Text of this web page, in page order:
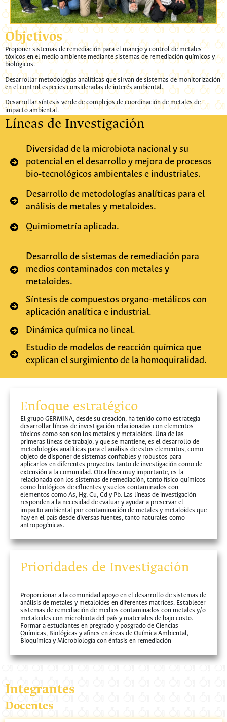
Objetivos
Proponer sistemas de remediación para el manejo y control de metales
tóxicos en el medio ambiente mediante sistemas de remediación químicos y
biológicos.
Desarrollar metodologías analíticas que sirvan de sistemas de monitorización
en el control especies consideradas de interés ambiental.
Desarrollar síntesis verde de complejos de coordinación de metales de
impacto ambiental.
Líneas de Investigación
Diversidad de la microbiota nacional y su
potencial en el desarrollo y mejora de procesos
bio-tecnológicos ambientales e industriales.
Desarrollo de metodologías analíticas para el
análisis de metales y metaloides.
Quimiometría aplicada.
Desarrollo de sistemas de remediación para
medios contaminados con metales y
metaloides.
Síntesis de compuestos organo-metálicos con
aplicación analítica e industrial.
Dinámica química no lineal.
Estudio de modelos de reacción química que
explican el surgimiento de la homoquiralidad.
Enfoque estratégico
El grupo GERMINA, desde su creación, ha tenido como estrategia
desarrollar líneas de investigación relacionadas con elementos
tóxicos como son son los metales y metaloides. Una de las
primeras líneas de trabajo, y que se mantiene, es el desarrollo de
metodologías analíticas para el análisis de estos elementos, como
objeto de disponer de sistemas confiables y robustos para
aplicarlos en diferentes proyectos tanto de investigación como de
extensión a la comunidad. Otra línea muy importante, es la
relacionada con los sistemas de remediación, tanto físico-químicos
como biológicos de efluentes y suelos contaminados con
elementos como As, Hg, Cu, Cd y Pb. Las líneas de investigación
responden a la necesidad de evaluar y ayudar a preservar el
impacto ambiental por contaminación de metales y metaloides que
hay en el país desde diversas fuentes, tanto naturales como
antropogénicas.
Prioridades de Investigación
Proporcionar a la comunidad apoyo en el desarrollo de sistemas de
análisis de metales y metaloides en diferentes matrices. Establecer
sistemas de remediación de medios contaminados con metales y/o
metaloides con microbiota del país y materiales de bajo costo.
Formar a estudiantes en pregrado y posgrado de Ciencias
Químicas, Biológicas y afines en áreas de Química Ambiental,
Bioquímica y Microbiología con énfasis en remediación
Integrantes
Docentes